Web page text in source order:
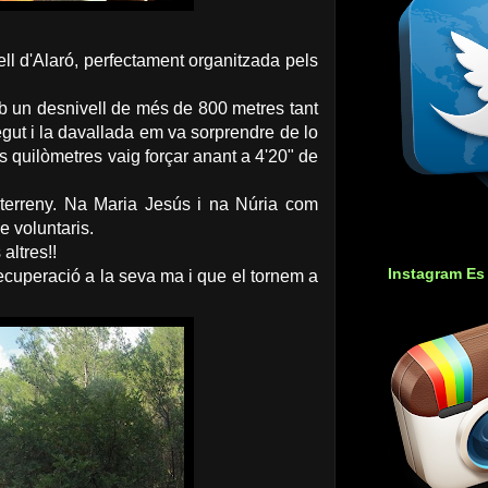
d'Alaró, perfectament organitzada pels
un desnivell de més de 800 metres tant
i la davallada em va sorprendre de lo
quilòmetres vaig forçar anant a 4'20" de
Na Maria Jesús i na Núria com
voluntaris.
altres!!
a la seva ma i que el tornem a
Instagram